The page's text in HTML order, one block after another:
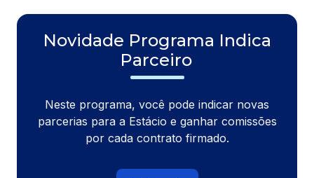
Novidade Programa Indica
Parceiro
Neste programa, você pode indicar novas
parcerias para a Estácio e ganhar comissões
por cada contrato firmado.